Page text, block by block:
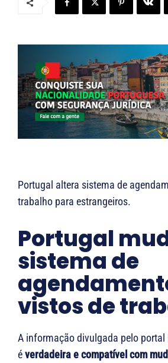
Portugal altera sistema de
trabalho para estrangeiros.
Portugal
sistema de
vistos de
A informação divulgada pelo portal
éverdadeira e compatível com